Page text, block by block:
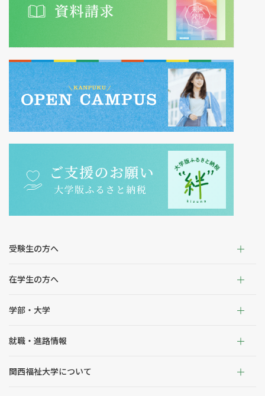
受験生の方へ
在学生の方へ
学部・大学
就職・進路情報
関西福祉大学について